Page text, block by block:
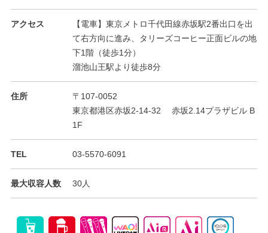
アクセス
【電車】東京メトロ千代田線赤坂駅2番出口を出
て右方向に進み、タリーズコーヒー正面ビルの地
下1階（徒歩1分）
溜池山王駅より徒歩8分
住所
〒107-0052
東京都港区赤坂2-14-32 赤坂2.14プラザビル B
1F
TEL 03-5570-6091
最大収容人数 30人